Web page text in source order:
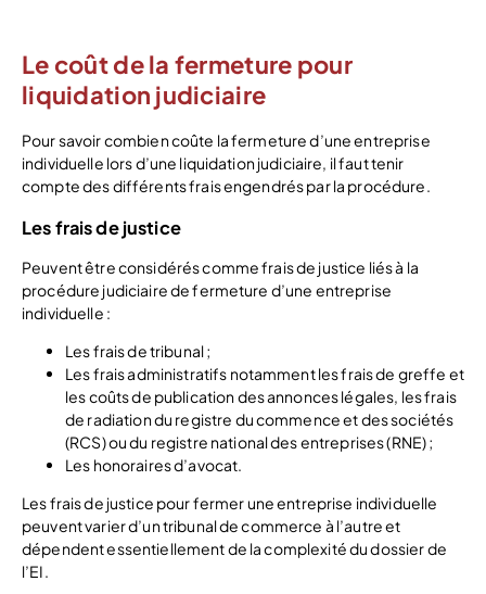
Le coût de la fermeture pour
liquidation judiciaire
Pour savoir combien coûte la fermeture d’une entreprise
individuelle lors d’une liquidation judiciaire, il faut tenir
compte des différents frais engendrés par la procédure.
Les frais de justice
Peuvent être considérés comme frais de justice liés à la
procédure judiciaire de fermeture d’une entreprise
individuelle :
Les frais de tribunal ;
Les frais administratifs notamment les frais de greffe et
les coûts de publication des annonces légales, les frais
de radiation du registre du commence et des sociétés
(RCS) ou du registre national des entreprises (RNE) ;
Les honoraires d’avocat.
Les frais de justice pour fermer une entreprise individuelle
peuvent varier d’un tribunal de commerce à l’autre et
dépendent essentiellement de la complexité du dossier de
l’EI.